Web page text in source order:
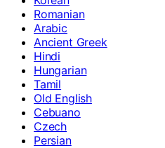
Romanian
Arabic
Ancient Greek
Hindi
Hungarian
Tamil
Old English
Cebuano
Czech
Persian